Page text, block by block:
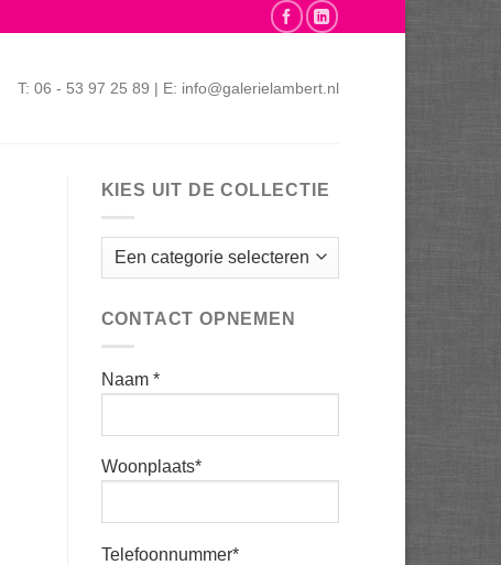
T: 06 - 53 97 25 89 | E: info@galerielambert.nl
KIES UIT DE COLLECTIE
CONTACT OPNEMEN
Naam *
Woonplaats*
Telefoonnummer*